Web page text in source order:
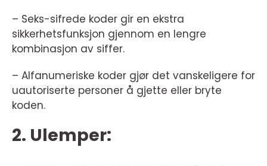
– Seks-sifrede koder gir en ekstra
sikkerhetsfunksjon gjennom en lengre
kombinasjon av siffer.
– Alfanumeriske koder gjør det vanskeligere for
uautoriserte personer å gjette eller bryte
koden.
2. Ulemper: